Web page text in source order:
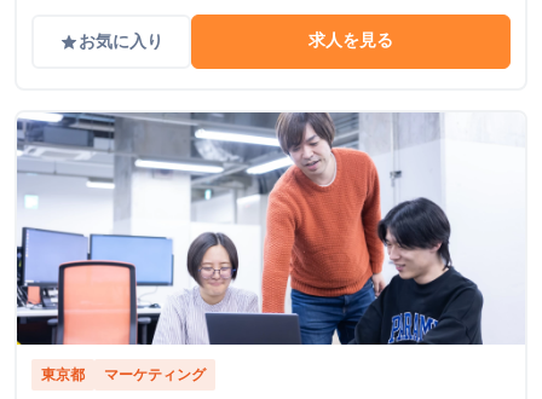
gradeお気に入り 求人を見る
東京都 マーケティング